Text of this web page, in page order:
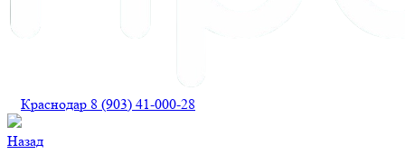
Краснодар 8 (903) 41-000-28
Назад